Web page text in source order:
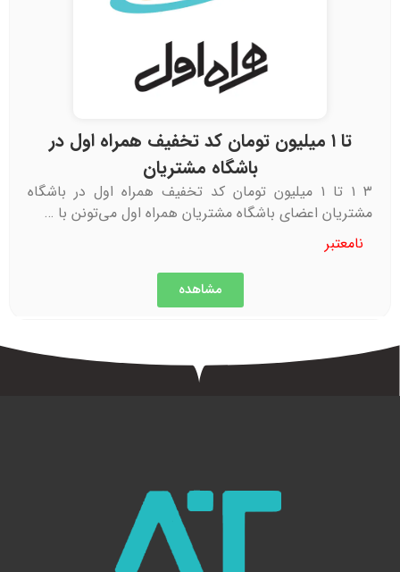
تا ۱ میلیون تومان کد تخفیف همراه اول در
باشگاه مشتریان
۳ ۱ تا ۱ میلیون تومان کد تخفیف همراه اول در باشگاه
مشتریان اعضای باشگاه مشتریان همراه اول می‌تونن با …
نامعتبر
مشاهده